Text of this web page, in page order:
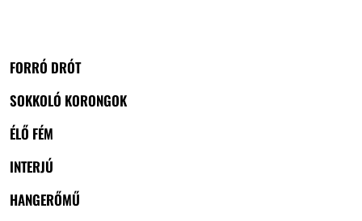
FORRÓ DRÓT
SOKKOLÓ KORONGOK
ÉLŐ FÉM
INTERJÚ
HANGERŐMŰ